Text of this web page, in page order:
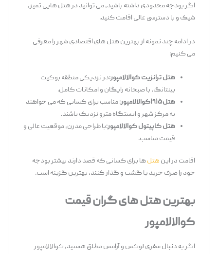
اگر بودجه محدودی داشته باشید، می ‌توانید در هتل ‌هایی تمیز،
شیک و با دسترسی عالی اقامت کنید.
در ادامه چند نمونه از بهترین هتل‌ های اقتصادی شهر را معرفی
می‌ کنیم:
هتل ترانزیت کوالالامپور:در نزدیکی منطقه بوکیت
بینتانگ، با صبحانه رایگان و امکانات کامل.
هتل ۱۹۱۵کوالالامپور: مناسب برای کسانی که می ‌خواهند
به مرکز شهر و ایستگاه مترو نزدیک باشند.
هتل کاپیتول کوالالامپور:با طراحی مدرن، موقعیت عالی و
قیمت مناسب.
اقامت در این هتل‌ها برای کسانی که قصد دارند بیشتر بودجه
خود را صرف خرید یا گشت ‌و‌ گذار کنند، بهترین گزینه است.
بهترین هتل‌های گران‌قیمت
کوالالامپور
اگر به دنبال سفری لوکس و آرامش مطلق هستید، کوالالامپور